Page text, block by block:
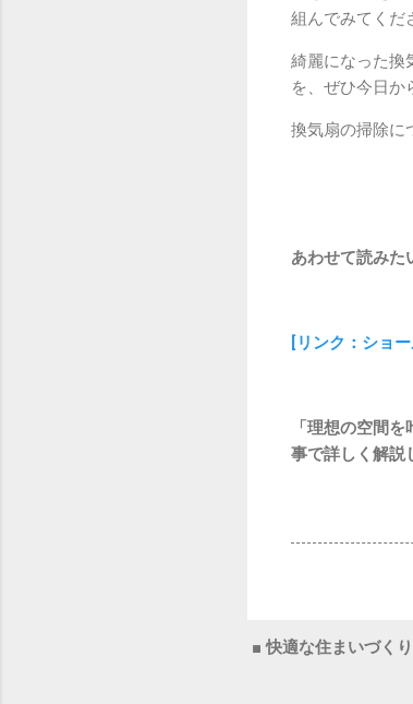
組んでみてくだ
綺麗になった換
を、ぜひ今日か
換気扇の掃除に
あわせて読みた
[リンク：ショ
「理想の空間
事で詳しく解説
■ 快適な住まいづく